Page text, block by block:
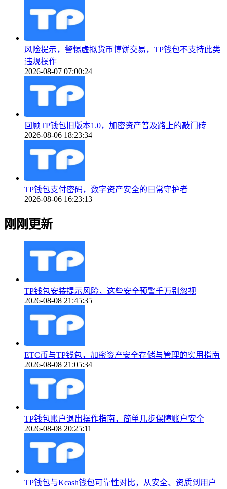
风险提示，警惕虚拟货币博饼交易，TP钱包不支持此类
违规操作
2026-08-07 07:00:24
回顾TP钱包旧版本1.0，加密资产普及路上的敲门砖
2026-08-06 18:23:34
TP钱包支付密码，数字资产安全的日常守护者
2026-08-06 16:23:13
刚刚更新
TP钱包安装提示风险，这些安全预警千万别忽视
2026-08-08 21:45:35
ETC币与TP钱包，加密资产安全存储与管理的实用指南
2026-08-08 21:05:34
TP钱包账户退出操作指南，简单几步保障账户安全
2026-08-08 20:25:11
TP钱包与Kcash钱包可靠性对比，从安全、资质到用户